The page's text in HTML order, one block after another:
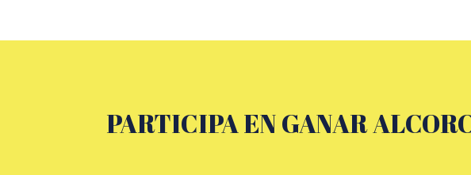
PARTICIPA EN GANAR